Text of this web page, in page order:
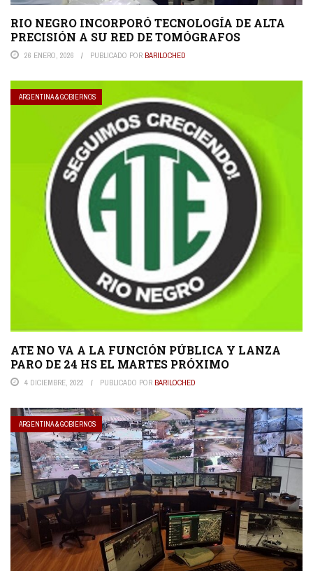
RIO NEGRO INCORPORÓ TECNOLOGÍA DE ALTA
PRECISIÓN A SU RED DE TOMÓGRAFOS
26 ENERO, 2026 PUBLICADO POR BARILOCHED
ARGENTINA & GOBIERNOS
ATE NO VA A LA FUNCIÓN PÚBLICA Y LANZA
PARO DE 24 HS EL MARTES PRÓXIMO
4 DICIEMBRE, 2022 PUBLICADO POR BARILOCHED
ARGENTINA & GOBIERNOS